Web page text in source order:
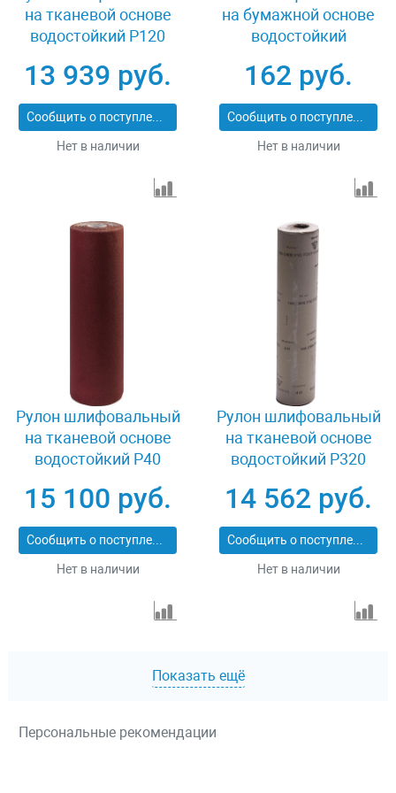
на тканевой основе
водостойкий Р120
35501-120
13 939 руб.
Сообщить о поступлении
Нет в наличии
на бумажной основе
водостойкий
Stayer 35425-240_z01
162 руб.
Сообщить о поступлении
Нет в наличии
Рулон шлифовальный
на тканевой основе
водостойкий Р40
35501-040
15 100 руб.
Сообщить о поступлении
Нет в наличии
Рулон шлифовальный
на тканевой основе
водостойкий P320
3550-004_z01
14 562 руб.
Сообщить о поступлении
Нет в наличии
Показать ещё
Персональные рекомендации